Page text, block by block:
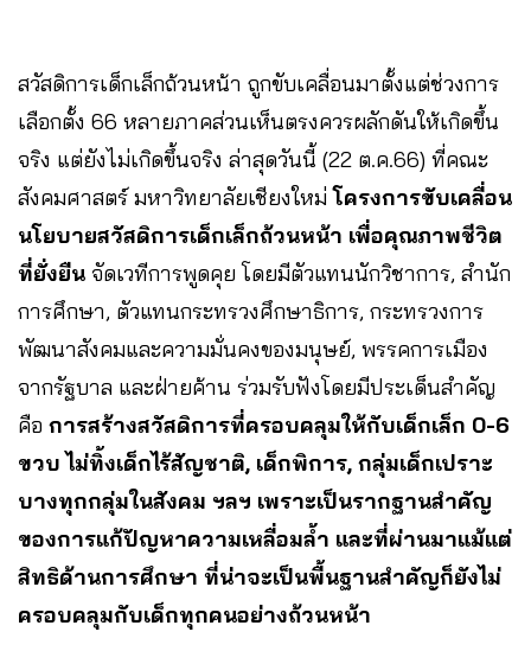
สวัสดิการเด็กเล็กถ้วนหน้า ถูกขับเคลื่อนมาตั้งแต่ช่วงการ
เลือกตั้ง 66 หลายภาคส่วนเห็นตรงควรผลักดันให้เกิดขึ้น
จริง แต่ยังไม่เกิดขึ้นจริง ล่าสุดวันนี้ (22 ต.ค.66) ที่คณะ
สังคมศาสตร์ มหาวิทยาลัยเชียงใหม่โครงการขับเคลื่อน
นโยบายสวัสดิการเด็กเล็กถ้วนหน้า เพื่อคุณภาพชีวิต
ที่ยั่งยืน จัดเวทีการพูดคุย โดยมีตัวแทนนักวิชาการ, สำนัก
การศึกษา, ตัวแทนกระทรวงศึกษาธิการ, กระทรวงการ
พัฒนาสังคมและความมั่นคงของมนุษย์, พรรคการเมือง
จากรัฐบาล และฝ่ายค้าน ร่วมรับฟังโดยมีประเด็นสำคัญ
คือ การสร้างสวัสดิการที่ครอบคลุมให้กับเด็กเล็ก 0-6
ขวบ ไม่ทิ้งเด็กไร้สัญชาติ, เด็กพิการ, กลุ่มเด็กเปราะ
บางทุกกลุ่มในสังคม ฯลฯ เพราะเป็นรากฐานสำคัญ
ของการแก้ปัญหาความเหลื่อมล้ำ และที่ผ่านมาแม้แต่
สิทธิด้านการศึกษา ที่น่าจะเป็นพื้นฐานสำคัญก็ยังไม่
ครอบคลุมกับเด็กทุกคนอย่างถ้วนหน้า